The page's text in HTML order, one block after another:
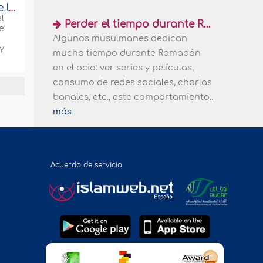
Señales de la aceptación del ayuno de Ramadán
Perder el tiempo durante Ramadán
Algunos musulmanes dedican
mucho tiempo durante Ramadán
en el ocio: ver series y películas,
consumo de redes sociales, charlas
banales, etc., este comportamiento..
más
Acuerdo de servicio